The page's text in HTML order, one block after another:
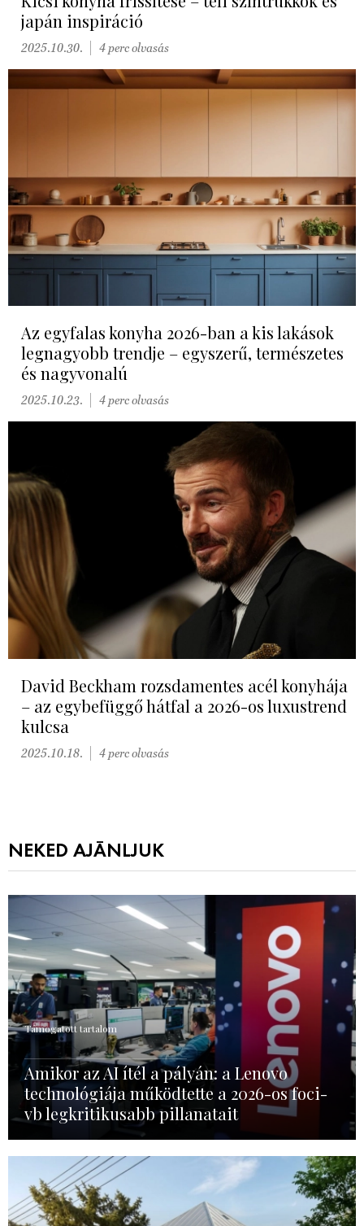
japán inspiráció
2025.10.30. 4 perc olvasás
Az egyfalas konyha 2026-ban a kis lakások
legnagyobb trendje – egyszerű, természetes
és nagyvonalú
2025.10.23. 4 perc olvasás
David Beckham rozsdamentes acél konyhája
– az egybefüggő hátfal a 2026-os luxustrend
kulcsa
2025.10.18. 4 perc olvasás
NEKED AJÁNLJUK
Támogatott tartalom
Amikor az AI ítél a pályán: a Lenovo
technológiája működtette a 2026-os foci-
vb legkritikusabb pillanatait